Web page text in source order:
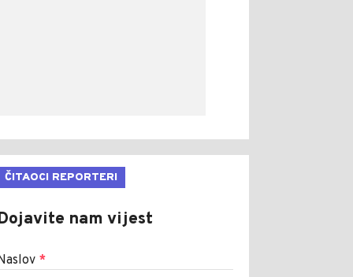
ČITAOCI REPORTERI
nam vijest
*